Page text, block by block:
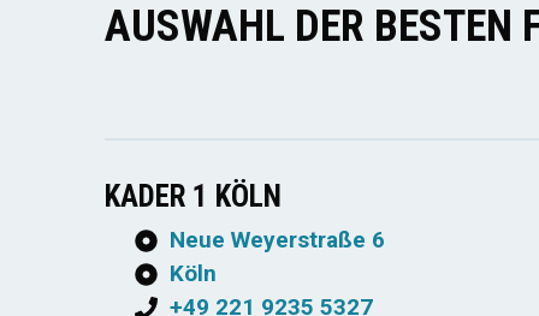
AUSWAHL DER BESTEN
KADER 1 KÖLN
Neue Weyerstraße 6
Köln
+49 221 9235 5327